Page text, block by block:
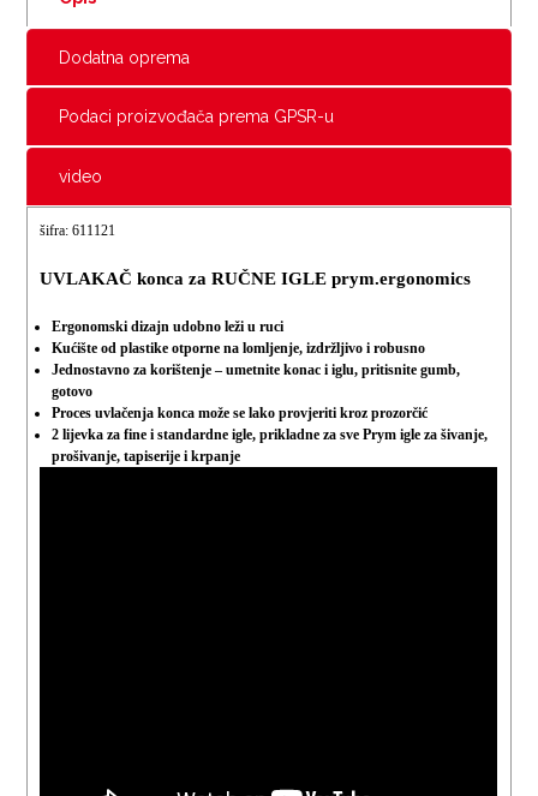
Dodatna oprema
Podaci proizvođača prema GPSR-u
video
šifra: 611121
UVLAKAČ konca za RUČNE IGLE prym.ergonomics
Ergonomski dizajn udobno leži u ruci
Kućište od plastike otporne na lomljenje, izdržljivo i robusno
Jednostavno za korištenje – umetnite konac i iglu, pritisnite gumb,
gotovo
Proces uvlačenja konca može se lako provjeriti kroz prozorčić
2 lijevka za fine i standardne igle, prikladne za sve Prym igle za šivanje,
prošivanje, tapiserije i krpanje